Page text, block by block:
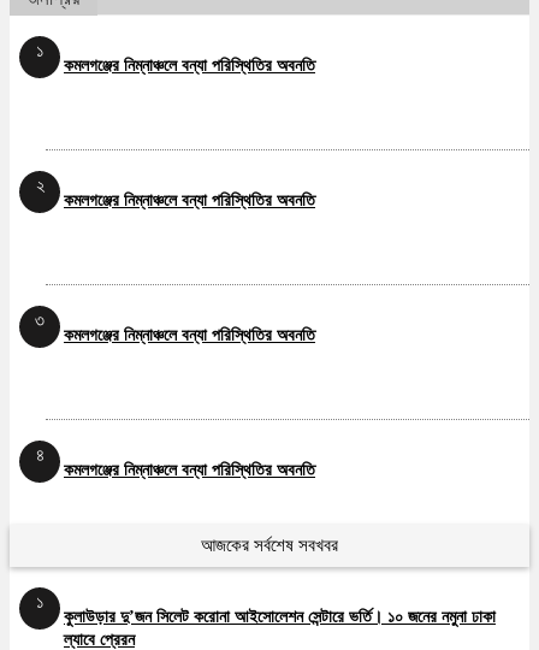
১
কমলগঞ্জের নিম্নাঞ্চলে বন্যা পরিস্থিতির অবনতি
২
কমলগঞ্জের নিম্নাঞ্চলে বন্যা পরিস্থিতির অবনতি
৩
কমলগঞ্জের নিম্নাঞ্চলে বন্যা পরিস্থিতির অবনতি
৪
কমলগঞ্জের নিম্নাঞ্চলে বন্যা পরিস্থিতির অবনতি
৫
কমলগঞ্জের নিম্নাঞ্চলে বন্যা পরিস্থিতির অবনতি
আজকের সর্বশেষ সবখবর
১
কুলাউড়ার দু’জন সিলেট করোনা আইসোলেশন সেন্টারে ভর্তি। ১০ জনের নমুনা ঢাকা
ল্যাবে প্রেরন